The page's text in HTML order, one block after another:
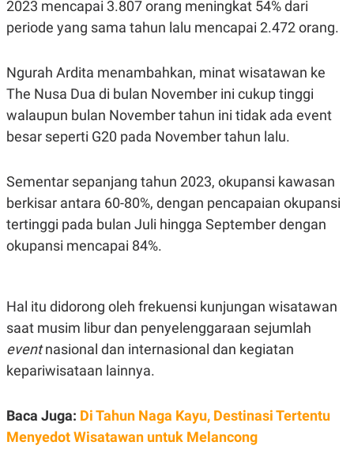
S
T
T
A
A
E
K
O
T
T
V
L
I
S
JARINGAN
T
N
A
C
A
D
Y
S
R
E
L
E
A
.
I
D
2023 mencapai 3.807 orang meningkat 54% dari
periode yang sama tahun lalu mencapai 2.472 orang.
Ngurah Ardita menambahkan, minat wisatawan ke
The Nusa Dua di bulan November ini cukup tinggi
walaupun bulan November tahun ini tidak ada event
besar seperti G20 pada November tahun lalu.
Sementar sepanjang tahun 2023, okupansi kawasan
berkisar antara 60-80%, dengan pencapaian okupansi
tertinggi pada bulan Juli hingga September dengan
okupansi mencapai 84%.
Hal itu didorong oleh frekuensi kunjungan wisatawan
saat musim libur dan penyelenggaraan sejumlah
eventnasional dan internasional dan kegiatan
kepariwisataan lainnya.
Baca Juga: Di Tahun Naga Kayu, Destinasi Tertentu
Menyedot Wisatawan untuk Melancong